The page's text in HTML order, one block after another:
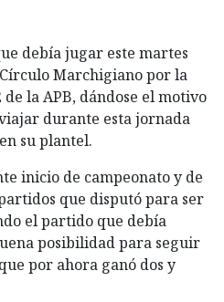
debía jugar este martes
Marchigiano por la
la APB, dándose el motivo
durante esta jornada
su plantel.
inicio de campeonato y de
que disputó para ser
el partido que debía
posibilidad para seguir
por ahora ganó dos y